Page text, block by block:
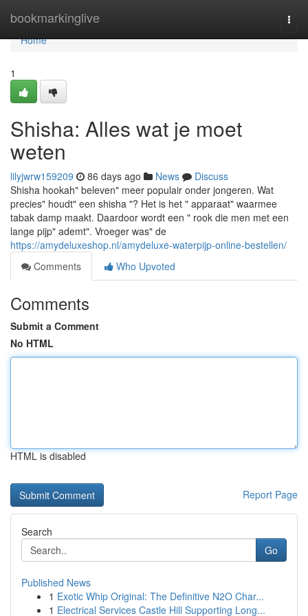
bookmarkinglive
Home
Home
1
Shisha: Alles wat je moet
weten
lilyjwrw159209 86 days ago News
Discuss
Shisha hookah" beleven" meer populair onder jongeren. Wat
precies" houdt" een shisha "? Het is het " apparaat" waarmee
tabak damp maakt. Daardoor wordt een " rook die men met een
lange pijp" ademt". Vroeger was" de
https://amydeluxeshop.nl/amydeluxe-waterpijp-online-bestellen/
Comments
Who Upvoted
Comments
Submit a Comment
No HTML
HTML is disabled
Report Page
Search
Go
Published News
1 Exotic Whip Original: The Definitive N2O Char...
1 Electrical Services Castle Hill Supporting Long...